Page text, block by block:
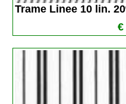
Trame Linee 10 lin.
€